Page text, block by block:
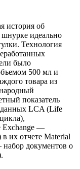
история об
идеально
Технология
было
500 мл и
товара из
показатель
данных LCA (Life
Exchange —
в их отчете Material
набор документов о